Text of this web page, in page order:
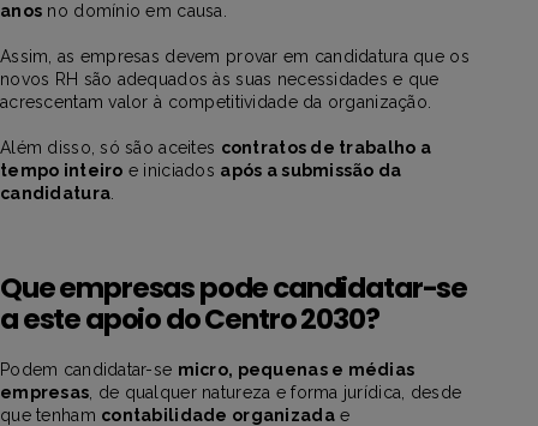
anos no domínio em causa.
Assim, as empresas devem provar em candidatura que os
novos RH são adequados às suas necessidades e que
acrescentam valor à competitividade da organização.
Além disso, só são aceites contratos de trabalho a
tempo inteiro e iniciados após a submissão da
candidatura
Que empresas pode candidatar-se
a este apoio do Centro 2030?
Podem candidatar-se micro, pequenas e médias
empresas , de qualquer natureza e forma jurídica, desde
que tenham contabilidade organizadae